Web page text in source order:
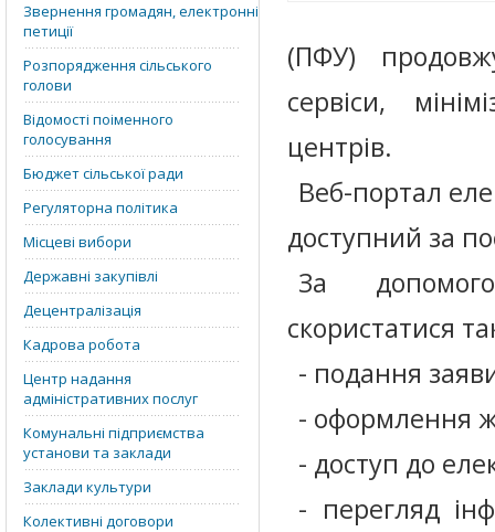
Звернення громадян, електронні
петиції
Розпорядження сільського
голови
Відомості поіменного
голосування
Бюджет сільської ради
Регуляторна політика
Місцеві вибори
Державні закупівлі
Децентралізація
Кадрова робота
Центр надання
адміністративних послуг
Комунальні підприємства
установи та заклади
Заклади культури
Колективні договори
(ПФУ)
сервіси,
центрів.
Веб-портал
доступний за
За
скористатися
- подання
- оформлення
- доступ до
- перегляд